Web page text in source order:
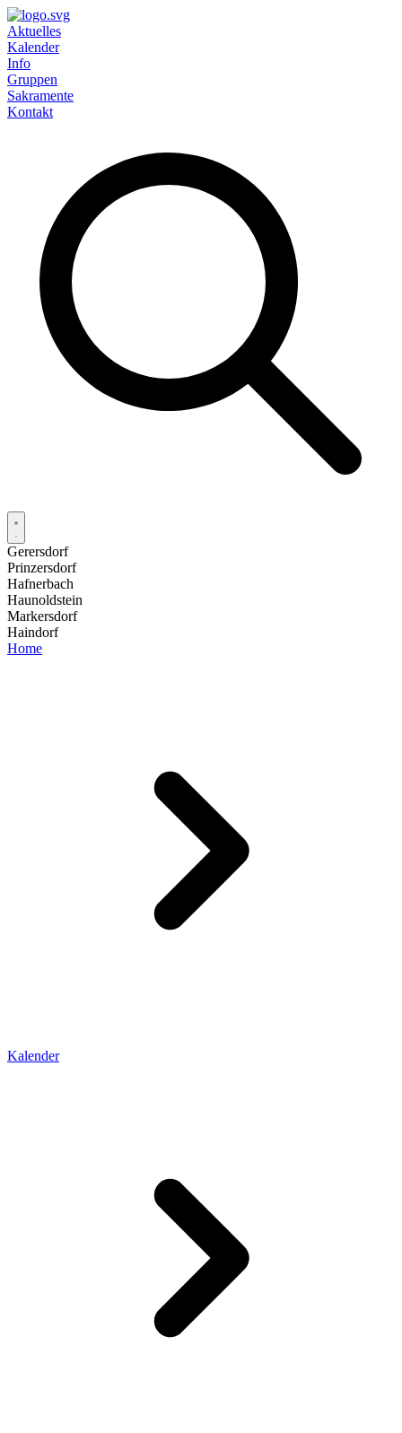
Aktuelles
Kalender
Info
Gruppen
Sakramente
Kontakt
Gerersdorf
Prinzersdorf
Hafnerbach
Haunoldstein
Markersdorf
Haindorf
Home
Kalender